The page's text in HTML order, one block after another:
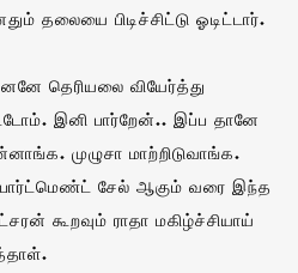
தலையை பிடிச்சிட்டு ஓடிட்டார்.
தெரியலை வியேர்த்து
இனி பார்றேன்.. இப்ப தானே
முழுசா மாற்றிடுவாங்க.
சேல் ஆகும் வரை இந்த
கூறவும் ராதா மகிழ்ச்சியாய்